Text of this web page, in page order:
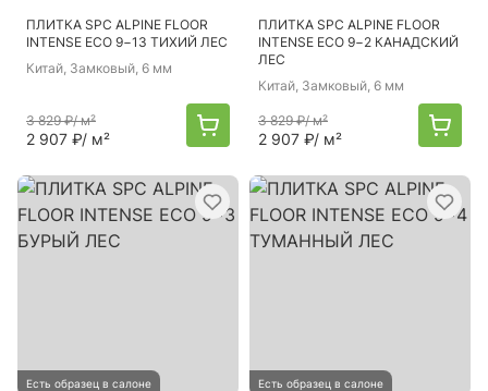
ПЛИТКА SPC ALPINE FLOOR
INTENSE ECO 9−13 ТИХИЙ ЛЕС
Китай, Замковый, 6 мм
3 829 ₽/ м²
2 907 ₽/ м²
ПЛИТКА SPC ALPINE FLOOR
INTENSE ECO 9−2 КАНАДСКИЙ
ЛЕС
Китай, Замковый, 6 мм
3 829 ₽/ м²
2 907 ₽/ м²
Есть образец в салоне Есть образец в салоне